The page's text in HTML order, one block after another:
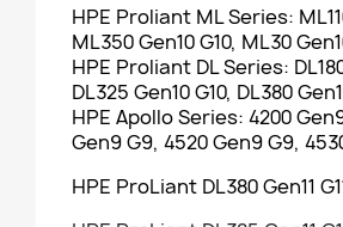
HPE Proliant ML Series:
ML350 Gen10 G10, ML30
HPE Proliant DL Series:
DL325 Gen10 G10, DL380
HPE Apollo Series: 4200
Gen9 G9, 4520 Gen9 G9,
HPE ProLiant DL380 Gen11